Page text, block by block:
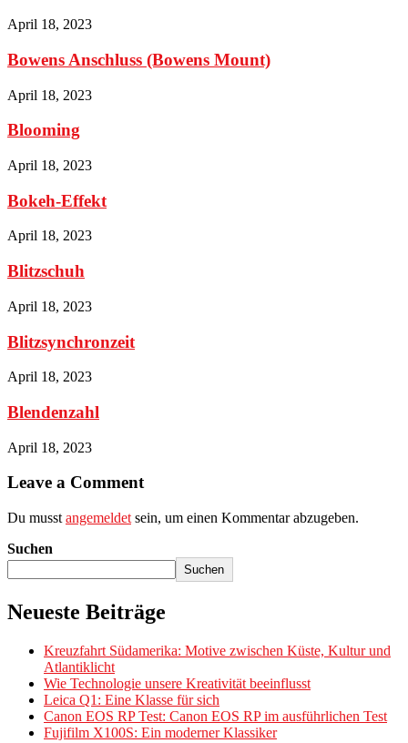
April 18, 2023
Bowens Anschluss (Bowens Mount)
April 18, 2023
Blooming
April 18, 2023
Bokeh-Effekt
April 18, 2023
Blitzschuh
April 18, 2023
Blitzsynchronzeit
April 18, 2023
Blendenzahl
April 18, 2023
Leave a Comment
Du musst angemeldet sein, um einen Kommentar abzugeben.
Suchen
Suchen
Neueste Beiträge
Kreuzfahrt Südamerika: Motive zwischen Küste, Kultur und
Atlantiklicht
Wie Technologie unsere Kreativität beeinflusst
Leica Q1: Eine Klasse für sich
Canon EOS RP Test: Canon EOS RP im ausführlichen Test
Fujifilm X100S: Ein moderner Klassiker